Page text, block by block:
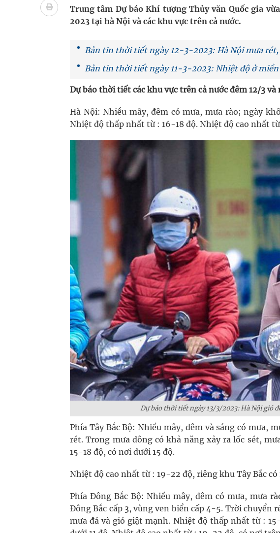
Vương Thành Công: Khi việc học bắt đầu từ trải nghiệm thực tế
Chấn chỉnh hoạt động kinh doanh dược liệu
Giải pháp nâng cao thị lực thời hiện đại
Triển khai đồng bộ các giải pháp quản lý chất lượng thuốc
Trung tâm Dự báo Khí tượng Thủy văn Quốc gia
2023 tại hà Nội và các khu vực trên cả nước.
Bản tin thời tiết ngày 12-3-2023: Hà Nội mưa rét,
Bản tin thời tiết ngày 11-3-2023: Nhiệt độ ở miền
Dự báo thời tiết các khu vực trên cả nước đêm 12/3 và
Hà Nội: Nhiều mây, đêm có mưa, mưa rào; ngày
Nhiệt độ thấp nhất từ : 16-18 độ. Nhiệt độ cao nhất
Dự báo thời tiết ngày 13/3/2023: Hà Nội gió
Phía Tây Bắc Bộ: Nhiều mây, đêm và sáng có mưa,
rét. Trong mưa dông có khả năng xảy ra lốc sét,
15-18 độ, có nơi dưới 15 độ.
Nhiệt độ cao nhất từ : 19-22 độ, riêng khu Tây Bắc
Phía Đông Bắc Bộ: Nhiều mây, đêm có mưa, mưa
Đông Bắc cấp 3, vùng ven biển cấp 4-5. Trời chuyển
mưa đá và gió giật mạnh. Nhiệt độ thấp nhất từ :